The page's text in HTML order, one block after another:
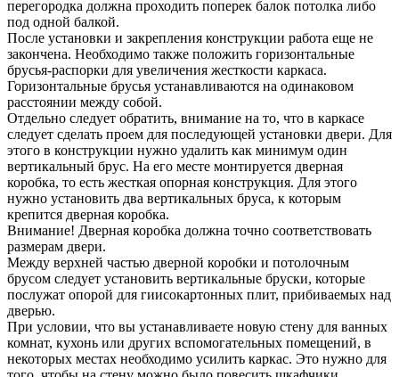
перегородка должна проходить поперек балок потолка либо
под одной балкой.
После установки и закрепления конструкции работа еще не
закончена. Необходимо также положить горизонтальные
брусья-распорки для увеличения жесткости каркаса.
Горизонтальные брусья устанавливаются на одинаковом
расстоянии между собой.
Отдельно следует обратить, внимание на то, что в каркасе
следует сделать проем для последующей установки двери. Для
этого в конструкции нужно удалить как минимум один
вертикальный брус. На его месте монтируется дверная
коробка, то есть жесткая опорная конструкция. Для этого
нужно установить два вертикальных бруса, к которым
крепится дверная коробка.
Внимание! Дверная коробка должна точно соответствовать
размерам двери.
Между верхней частью дверной коробки и потолочным
брусом следует установить вертикальные бруски, которые
послужат опорой для гиисокартонных плит, прибиваемых над
дверью.
При условии, что вы устанавливаете новую стену для ванных
комнат, кухонь или других вспомогательных помещений, в
некоторых местах необходимо усилить каркас. Это нужно для